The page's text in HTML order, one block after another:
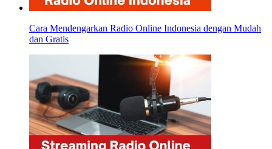
Cara Mendengarkan Radio Online Indonesia dengan Mudah
dan Gratis